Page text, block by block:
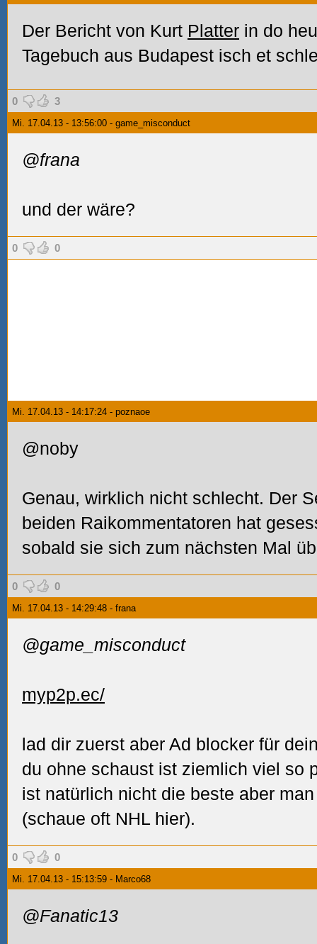
Der Bericht von Kurt Platter in do
Tagebuch aus Budapest isch et
0 3
Mi. 17.04.13 - 13:56:00 - game_misconduct
@frana
und der wäre?
0 0
Mi. 17.04.13 - 14:17:24 - poznaoe
@noby
Genau, wirklich nicht schlecht. Der
beiden Raikommentatoren hat
sobald sie sich zum nächsten Mal
0 0
Mi. 17.04.13 - 14:29:48 - frana
@game_misconduct
myp2p.ec/
lad dir zuerst aber Ad blocker für
du ohne schaust ist ziemlich viel so
ist natürlich nicht die beste aber
(schaue oft NHL hier).
0 0
Mi. 17.04.13 - 15:13:59 - Marco68
@Fanatic13